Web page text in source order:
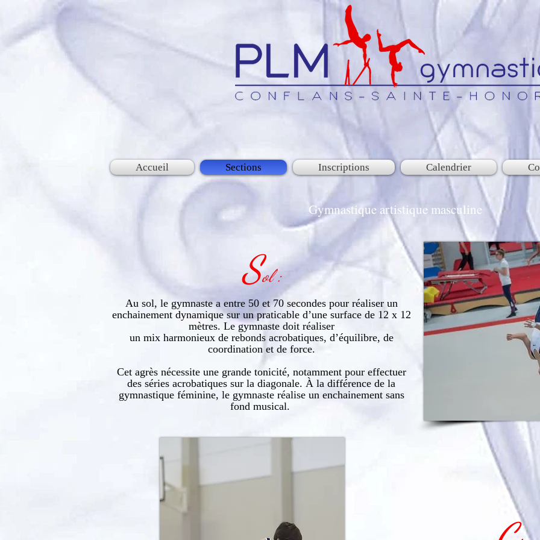
Gymnastique artistique masculine
Sol :
Au sol, le gymnaste a entre 50 et 70 secondes pour réaliser un
enchainement dynamique sur un praticable d’une surface de 12 x 12
mètres. Le gymnaste doit réaliser
un mix harmonieux de rebonds acrobatiques, d’équilibre, de
coordination et de force.
Cet agrès nécessite une grande tonicité, notamment pour effectuer
des séries acrobatiques sur la diagonale. À la différence de la
gymnastique féminine, le gymnaste réalise un enchainement sans
fond musical.
Accueil Sections Inscriptions Calendrier